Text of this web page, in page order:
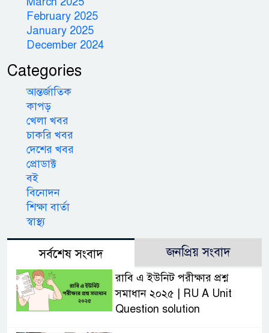
February 2025
January 2025
December 2024
Categories
আন্তর্জাতিক
কাপড়
খেলা খবর
চাকরি খবর
দেশের খবর
প্রোডাক্ট
বই
বিনোদন
শিক্ষা বার্তা
স্বাস্থ্য
সর্বশেষ সংবাদ জনপ্রিয় সংবাদ
রাবি এ ইউনিট পরীক্ষার প্রশ্ন
সমাধান ২০২৫ | RU A Unit
Question solution